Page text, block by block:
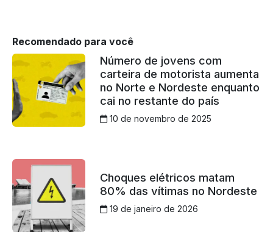
Recomendado para você
Número de jovens com
carteira de motorista aumenta
no Norte e Nordeste enquanto
cai no restante do país
10 de novembro de 2025
Choques elétricos matam
80% das vítimas no Nordeste
19 de janeiro de 2026